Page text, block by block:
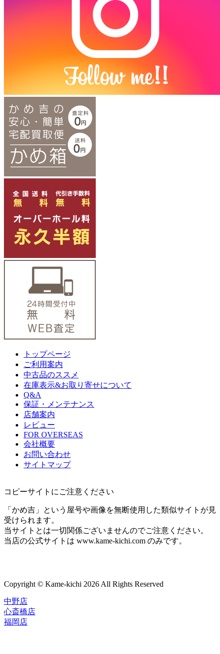
トップページ
ご利用案内
中古品のススメ
在庫表示&お取り寄せについて
Q&A
保証・メンテナンス
店舗案内
レビュー
FOR OVERSEAS
会社概要
お問い合わせ
サイトマップ
コピーサイトにご注意ください
「かめ吉」という屋号や画像を無断使用した類似サイトが見
受けられます。
当サイトとは一切関係ございませんのでご注意ください。
当店の公式サイトは www.kame-kichi.com のみです。
Copyright © Kame-kichi 2026 All Rights Reserved
中野店
心斎橋店
福岡店